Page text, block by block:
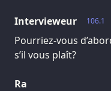
106.1
Intervieweur
Pourriez-vous
s’il vous plaît?
Ra